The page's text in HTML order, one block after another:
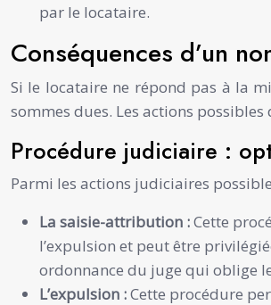
par le locataire.
Conséquences d’un
Si le locataire ne répond pas à la
sommes dues. Les actions
Procédure judiciaire :
Parmi les actions judiciaires
La saisie-attribution :Cette
l’expulsion et peut être
ordonnance du juge qui oblige
L’expulsion :Cette procédure